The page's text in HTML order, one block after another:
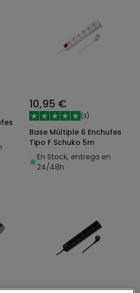
10,95 €
(3)
Base Múltiple 6 Enchufes
Tipo F Schuko 5m
En Stock, entrega en
24/48h